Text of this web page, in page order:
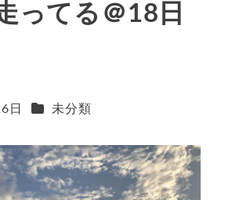
ってる＠18日
日 カテゴリー
未分類